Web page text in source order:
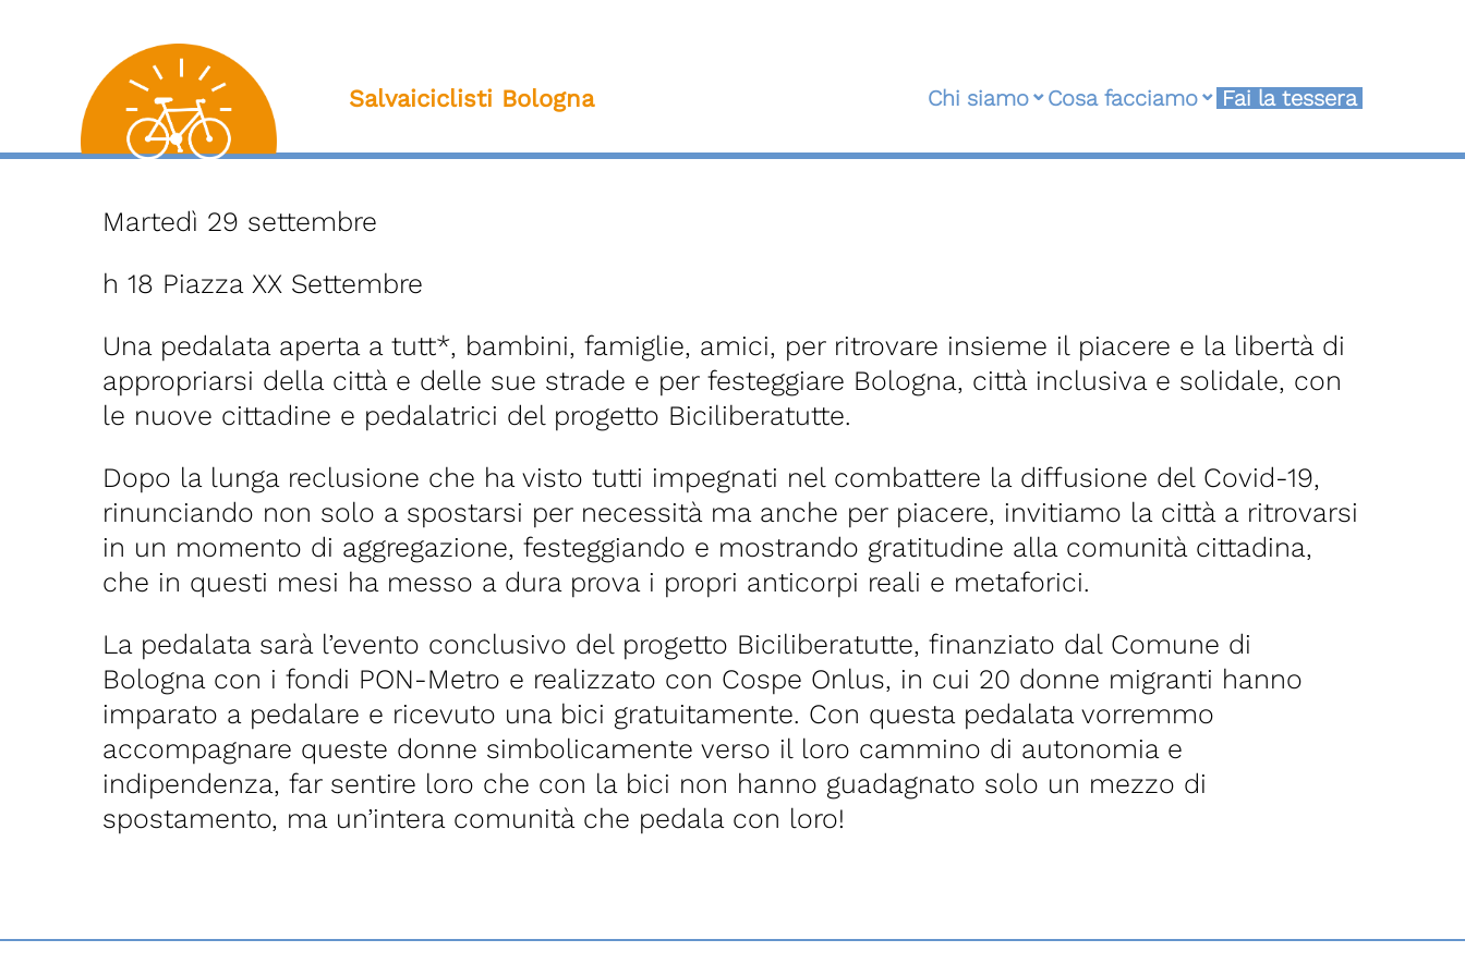
Chi siamo Cosa facciamo Fai la tessera
Salvaiciclisti Bologna
Martedì 29 settembre
h 18 Piazza XX Settembre
Una pedalata aperta a tutt*, bambini, famiglie, amici, per ritrovare insieme il piacere e la libertà di
appropriarsi della città e delle sue strade e per festeggiare Bologna, città inclusiva e solidale, con
le nuove cittadine e pedalatrici del progetto Biciliberatutte.
Dopo la lunga reclusione che ha visto tutti impegnati nel combattere la diffusione del Covid-19,
rinunciando non solo a spostarsi per necessità ma anche per piacere, invitiamo la città a ritrovarsi
in un momento di aggregazione, festeggiando e mostrando gratitudine alla comunità cittadina,
che in questi mesi ha messo a dura prova i propri anticorpi reali e metaforici.
La pedalata sarà l’evento conclusivo del progetto Biciliberatutte, finanziato dal Comune di
Bologna con i fondi PON-Metro e realizzato con Cospe Onlus, in cui 20 donne migranti hanno
imparato a pedalare e ricevuto una bici gratuitamente. Con questa pedalata vorremmo
accompagnare queste donne simbolicamente verso il loro cammino di autonomia e
indipendenza, far sentire loro che con la bici non hanno guadagnato solo un mezzo di
spostamento, ma un’intera comunità che pedala con loro!